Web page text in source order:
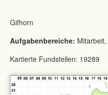
Gifhorn
Aufgabenbereiche:
Kartierte Fundstellen: 19289